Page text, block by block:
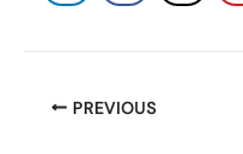
PREVIOUS